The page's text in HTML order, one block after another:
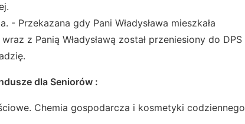
- Przekazana gdy Pani Władysława mieszkała
z Panią Władysławą został przeniesiony do DPS
dla Seniorów :
Chemia gospodarcza i kosmetyki codziennego